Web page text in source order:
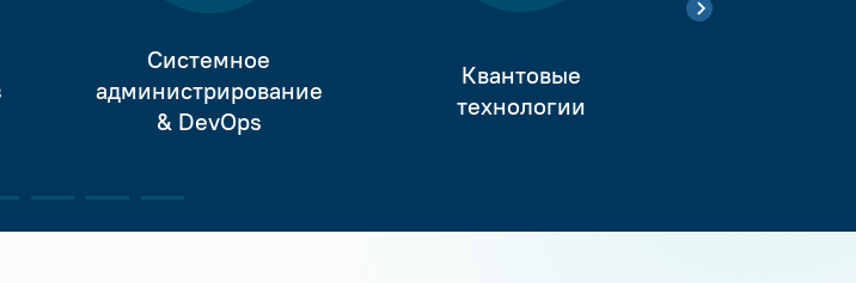
Системное
администрирование
& DevOps
Квантовые
технологии